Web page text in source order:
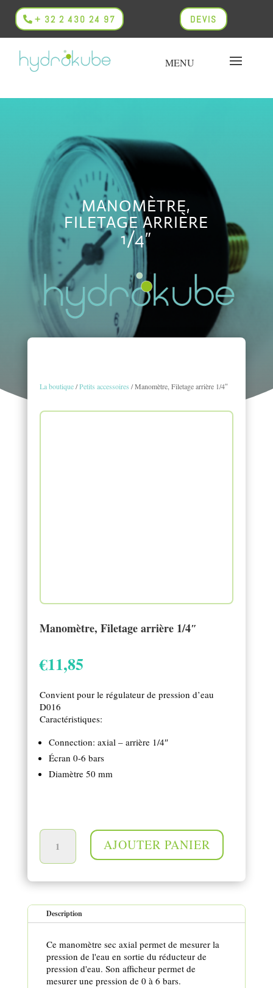
+ 32 2 430 24 97 DEVIS
MANOMÈTRE,
FILETAGE ARRIÈRE
1/4″
La boutique/Petits accessoires / Manomètre, Filetage arrière 1/4″
Manomètre, Filetage arrière 1/4″
€11,85
Convient pour le régulateur de pression d’eau
D016
Caractéristiques:
Connection: axial – arrière 1/4″
Écran 0-6 bars
Diamètre 50 mm
AJOUTER PANIER
Description
Ce manomètre sec axial permet de mesurer la
pression de l'eau en sortie du réducteur de
pression d'eau. Son afficheur permet de
mesurer une pression de 0 à 6 bars.